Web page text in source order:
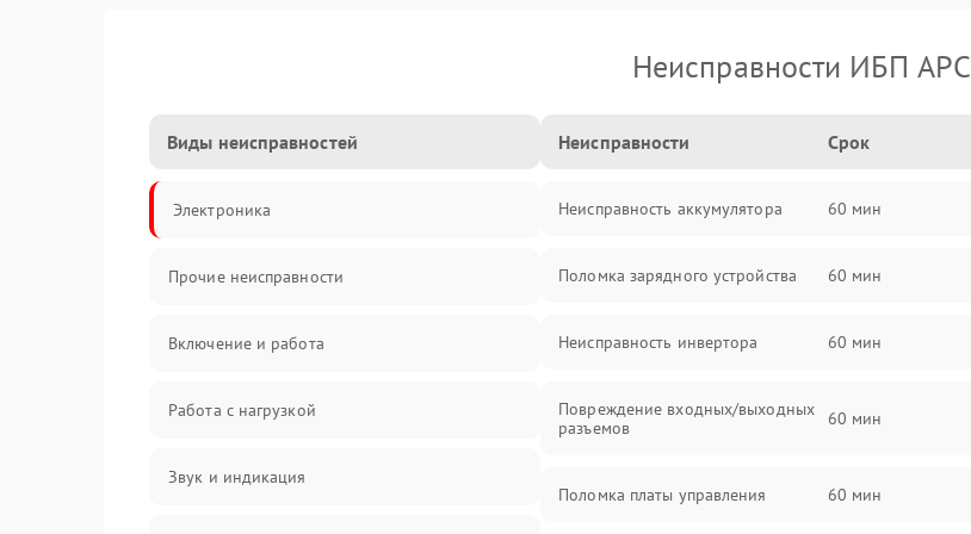
Неисправности ИБП APC
Виды неисправностей
Электроника
Прочие неисправности
Включение и работа
Работа с нагрузкой
Звук и индикация
Неисправности Срок
Неисправность аккумулятора 60 мин
Поломка зарядного устройства 60 мин
Неисправность инвертора 60 мин
Повреждение входных/выходных
разъемов
60 мин
Поломка платы управления 60 мин